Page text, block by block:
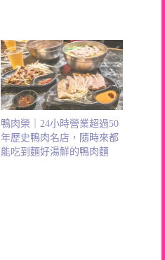
鴨肉榮｜24小時營業超過50
年歷史鴨肉名店，隨時來都
能吃到麵好湯鮮的鴨肉麵